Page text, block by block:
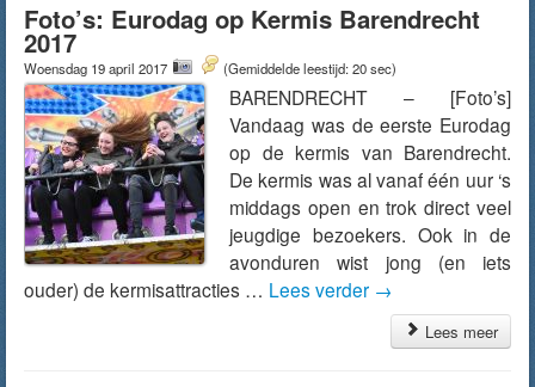
Foto’s: Eurodag op Kermis Barendrecht
2017
Woensdag 19 april 2017 (Gemiddelde leestijd: 20 sec)
BARENDRECHT – [Foto’s]
Vandaag was de eerste Eurodag
op de kermis van Barendrecht.
De kermis was al vanaf één uur ‘s
middags open en trok direct veel
jeugdige bezoekers. Ook in de
avonduren wist jong (en iets
ouder) de kermisattracties … Lees verder →
Lees meer